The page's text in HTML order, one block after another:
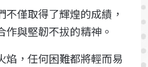
僅取得了輝煌的成績，
與堅韌不拔的精神。
焰，任何困難都將輕而易